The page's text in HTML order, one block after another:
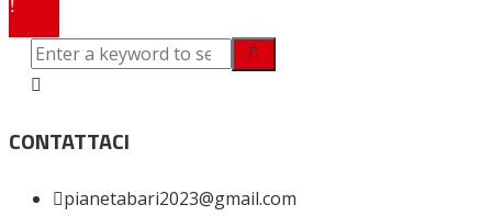
CONTATTACI
pianetabari2023@gmail.com